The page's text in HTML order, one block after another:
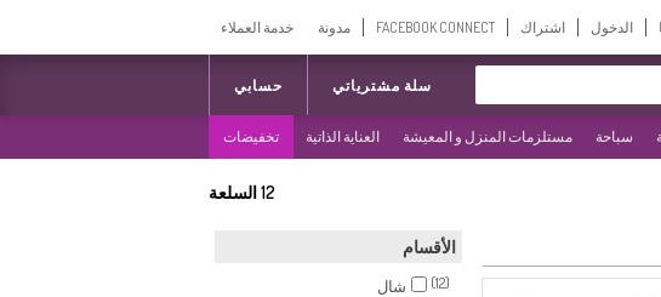
الدخول اشتراك FACEBOOK CONNECT مدونة خدمة العملاء
حسابي سلة مشترياتي
سباحة مستلزمات المنزل و المعيشة العناية الذاتية تخفيضات
12السلعة
الأقسام
شال (12)